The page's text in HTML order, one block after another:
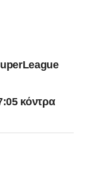
κόντρα